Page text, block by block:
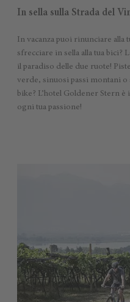
In sella sulla Strada del
In vacanza puoi rinunciare alla
sfrecciare in sella alla tua bici?
il paradiso delle due ruote!
verde, sinuosi passi montani
bike? L’hotel Goldener Stern
ogni tua passione!